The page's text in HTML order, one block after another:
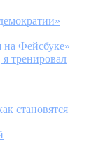
на Фейсбуке»
тренировал
становятся